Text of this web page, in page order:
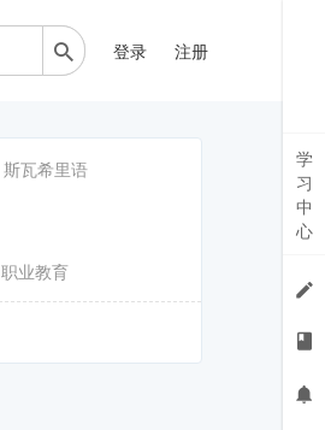
登录 注册
斯瓦希里语
职业教育
学
习
中
心